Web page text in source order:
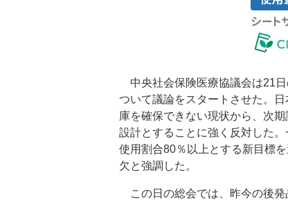
中央社会保険医療協議会は21
ついて議論をスタートさせた。
庫を確保できない現状から、次
設計とすることに強く反対した
使用割合80％以上とする新目標
欠と強調した。
この日の総会では、昨今の後発